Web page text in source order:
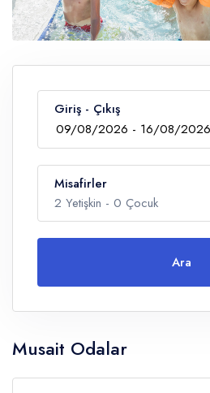
Giriş - Çıkış
Misafirler
2 Yetişkin - 0 Çocuk
Yetişkin
Çocuklar
Ara
Musait Odalar